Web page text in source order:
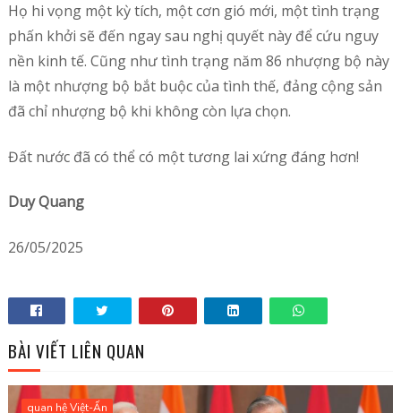
Họ hi vọng một kỳ tích, một cơn gió mới, một tình trạng
phấn khởi sẽ đến ngay sau nghị quyết này để cứu nguy
nền kinh tế. Cũng như tình trạng năm 86 nhượng bộ này
là một nhượng bộ bắt buộc của tình thế, đảng cộng sản
đã chỉ nhượng bộ khi không còn lựa chọn.
Đất nước đã có thể có một tương lai xứng đáng hơn!
Duy Quang
26/05/2025
BÀI VIẾT LIÊN QUAN
quan hệ Việt-Ấn